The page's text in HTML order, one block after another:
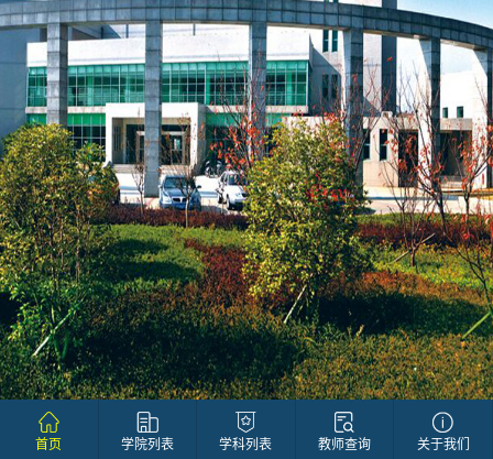
首页 学院列表 学科列表 教师查询 关于我们